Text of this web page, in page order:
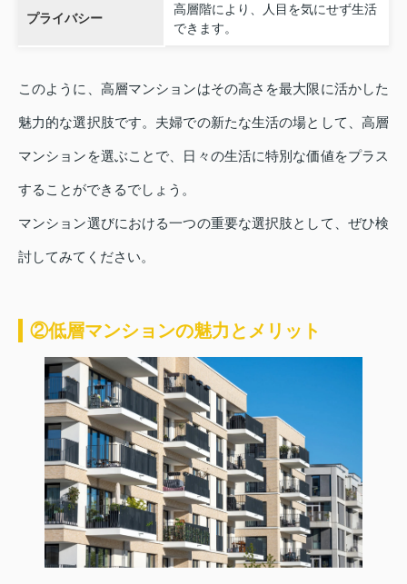
プライバシー
高層階により、人目を気にせず生活
できます。
このように、高層マンションはその高さを最大限に活かした
魅力的な選択肢です。夫婦での新たな生活の場として、高層
マンションを選ぶことで、日々の生活に特別な価値をプラス
することができるでしょう。
マンション選びにおける一つの重要な選択肢として、ぜひ検
討してみてください。
②低層マンションの魅力とメリット